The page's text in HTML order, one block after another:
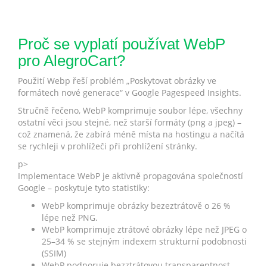
Proč se vyplatí používat WebP
pro AlegroCart?
Použití Webp řeší problém „Poskytovat obrázky ve
formátech nové generace“ v Google Pagespeed Insights.
Stručně řečeno, WebP komprimuje soubor lépe, všechny
ostatní věci jsou stejné, než starší formáty (png a jpeg) –
což znamená, že zabírá méně místa na hostingu a načítá
se rychleji v prohlížeči při prohlížení stránky.
p>
Implementace WebP je aktivně propagována společností
Google – poskytuje tyto statistiky:
WebP komprimuje obrázky bezeztrátově o 26 %
lépe než PNG.
WebP komprimuje ztrátové obrázky lépe než JPEG o
25–34 % se stejným indexem strukturní podobnosti
(SSIM)